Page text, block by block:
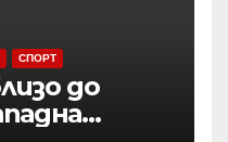
СПОРТ
до